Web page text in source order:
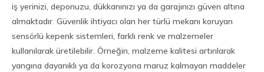
iş yerinizi, deponuzu, dükkanınızı ya da garajınızı güven altına
almaktadır. Güvenlik ihtiyacı olan her türlü mekanı koruyan
sensörlü kepenk sistemleri, farklı renk ve malzemeler
kullanılarak üretilebilir. Örneğin, malzeme kalitesi artırılarak
yangına dayanıklı ya da korozyona maruz kalmayan maddeler